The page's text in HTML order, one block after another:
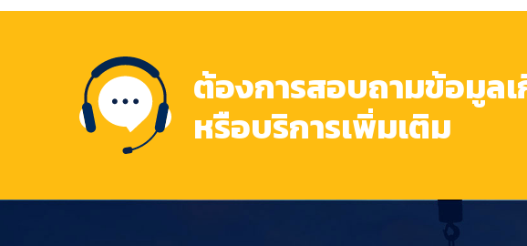
ต้องการสอบถามข้อมูล
หรือบริการเพิ่มเติม